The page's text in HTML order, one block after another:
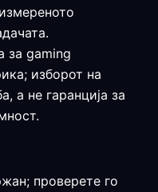
за gaming
изборот на
а не гаранција за
проверете го